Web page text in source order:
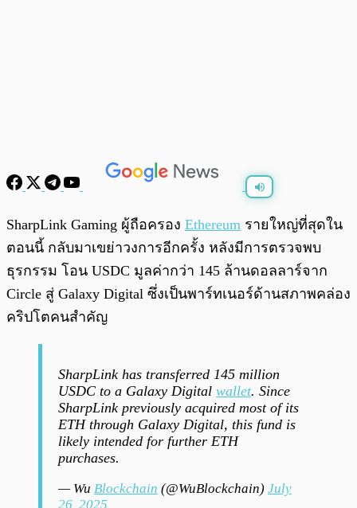
0:00 /0:00
SharpLink Gaming ผู้ถือครอง Ethereum รายใหญ่ที่สุดใน
ตอนนี้ กลับมาเขย่าวงการอีกครั้ง หลังมีการตรวจพบ
ธุรกรรม โอน USDC มูลค่ากว่า 145 ล้านดอลลาร์จาก
Circle สู่ Galaxy Digital ซึ่งเป็นพาร์ทเนอร์ด้านสภาพคล่อง
คริปโตคนสำคัญ
SharpLink has transferred 145 million
USDC to a Galaxy Digital wallet. Since
SharpLink previously acquired most of its
ETH through Galaxy Digital, this fund is
likely intended for further ETH
purchases.
— Wu Blockchain (@WuBlockchain) July
26, 2025